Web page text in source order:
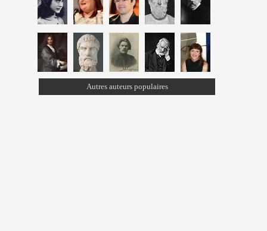
Autres auteurs populaires